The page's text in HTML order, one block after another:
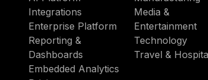
Integrations
Enterprise Platform
Reporting &
Dashboards
Embedded Analytics
Media &
Entertainment
Technology
Travel &